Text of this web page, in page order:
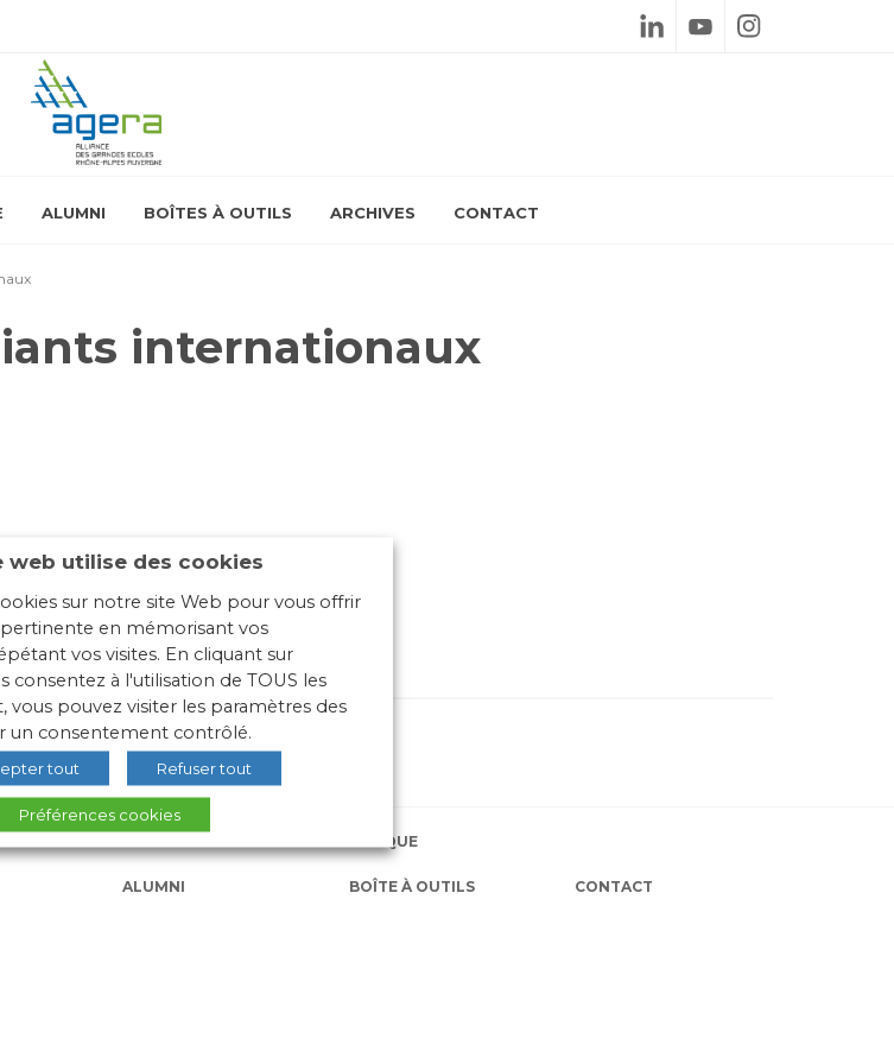
ALUMNI BOÎTES À OUTILS ARCHIVES CONTACT
internationaux
LEXIQUE
ALUMNI BOÎTE À OUTILS CONTACT
web utilise des cookies
sur notre site Web pour vous offrir
en mémorisant vos
vos visites. En cliquant sur
consentez à l'utilisation de TOUS les
vous pouvez visiter les paramètres des
un consentement contrôlé.
tout Refuser tout
Préférences cookies